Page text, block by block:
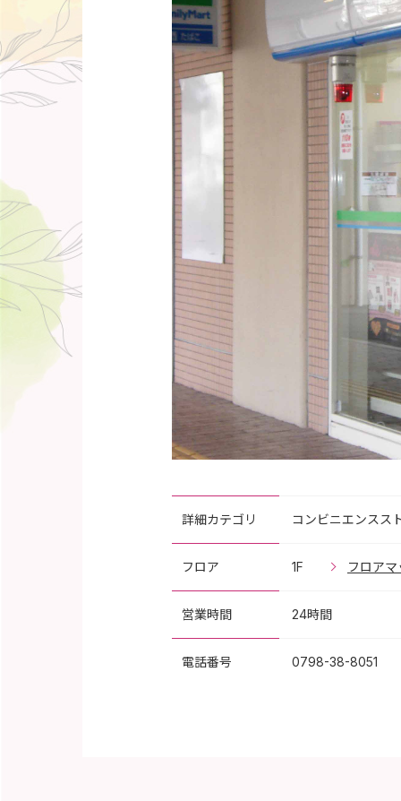
詳細カテゴリ コンビニエンスス
フロア 1F フロアマ
営業時間 24時間
電話番号 0798-38-8051